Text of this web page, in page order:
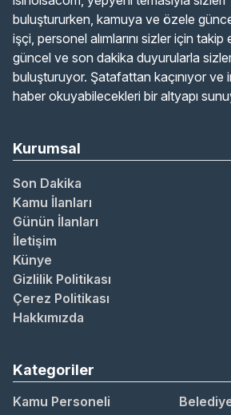
buluştururken, kamuya ve özele
işçi, personel alımlarını sizler için takip
güncel ve son dakika duyurularla
buluşturuyor. Şatafattan kaçınıyor ve
haber okuyabilecekleri bir altyapı
Kurumsal
Son Dakika
Kamu İlanları
Günün İlanları
İletişim
Künye
Gizlilik Politikası
Çerez Politikası
Hakkımızda
Kategoriler
Kamu Personeli